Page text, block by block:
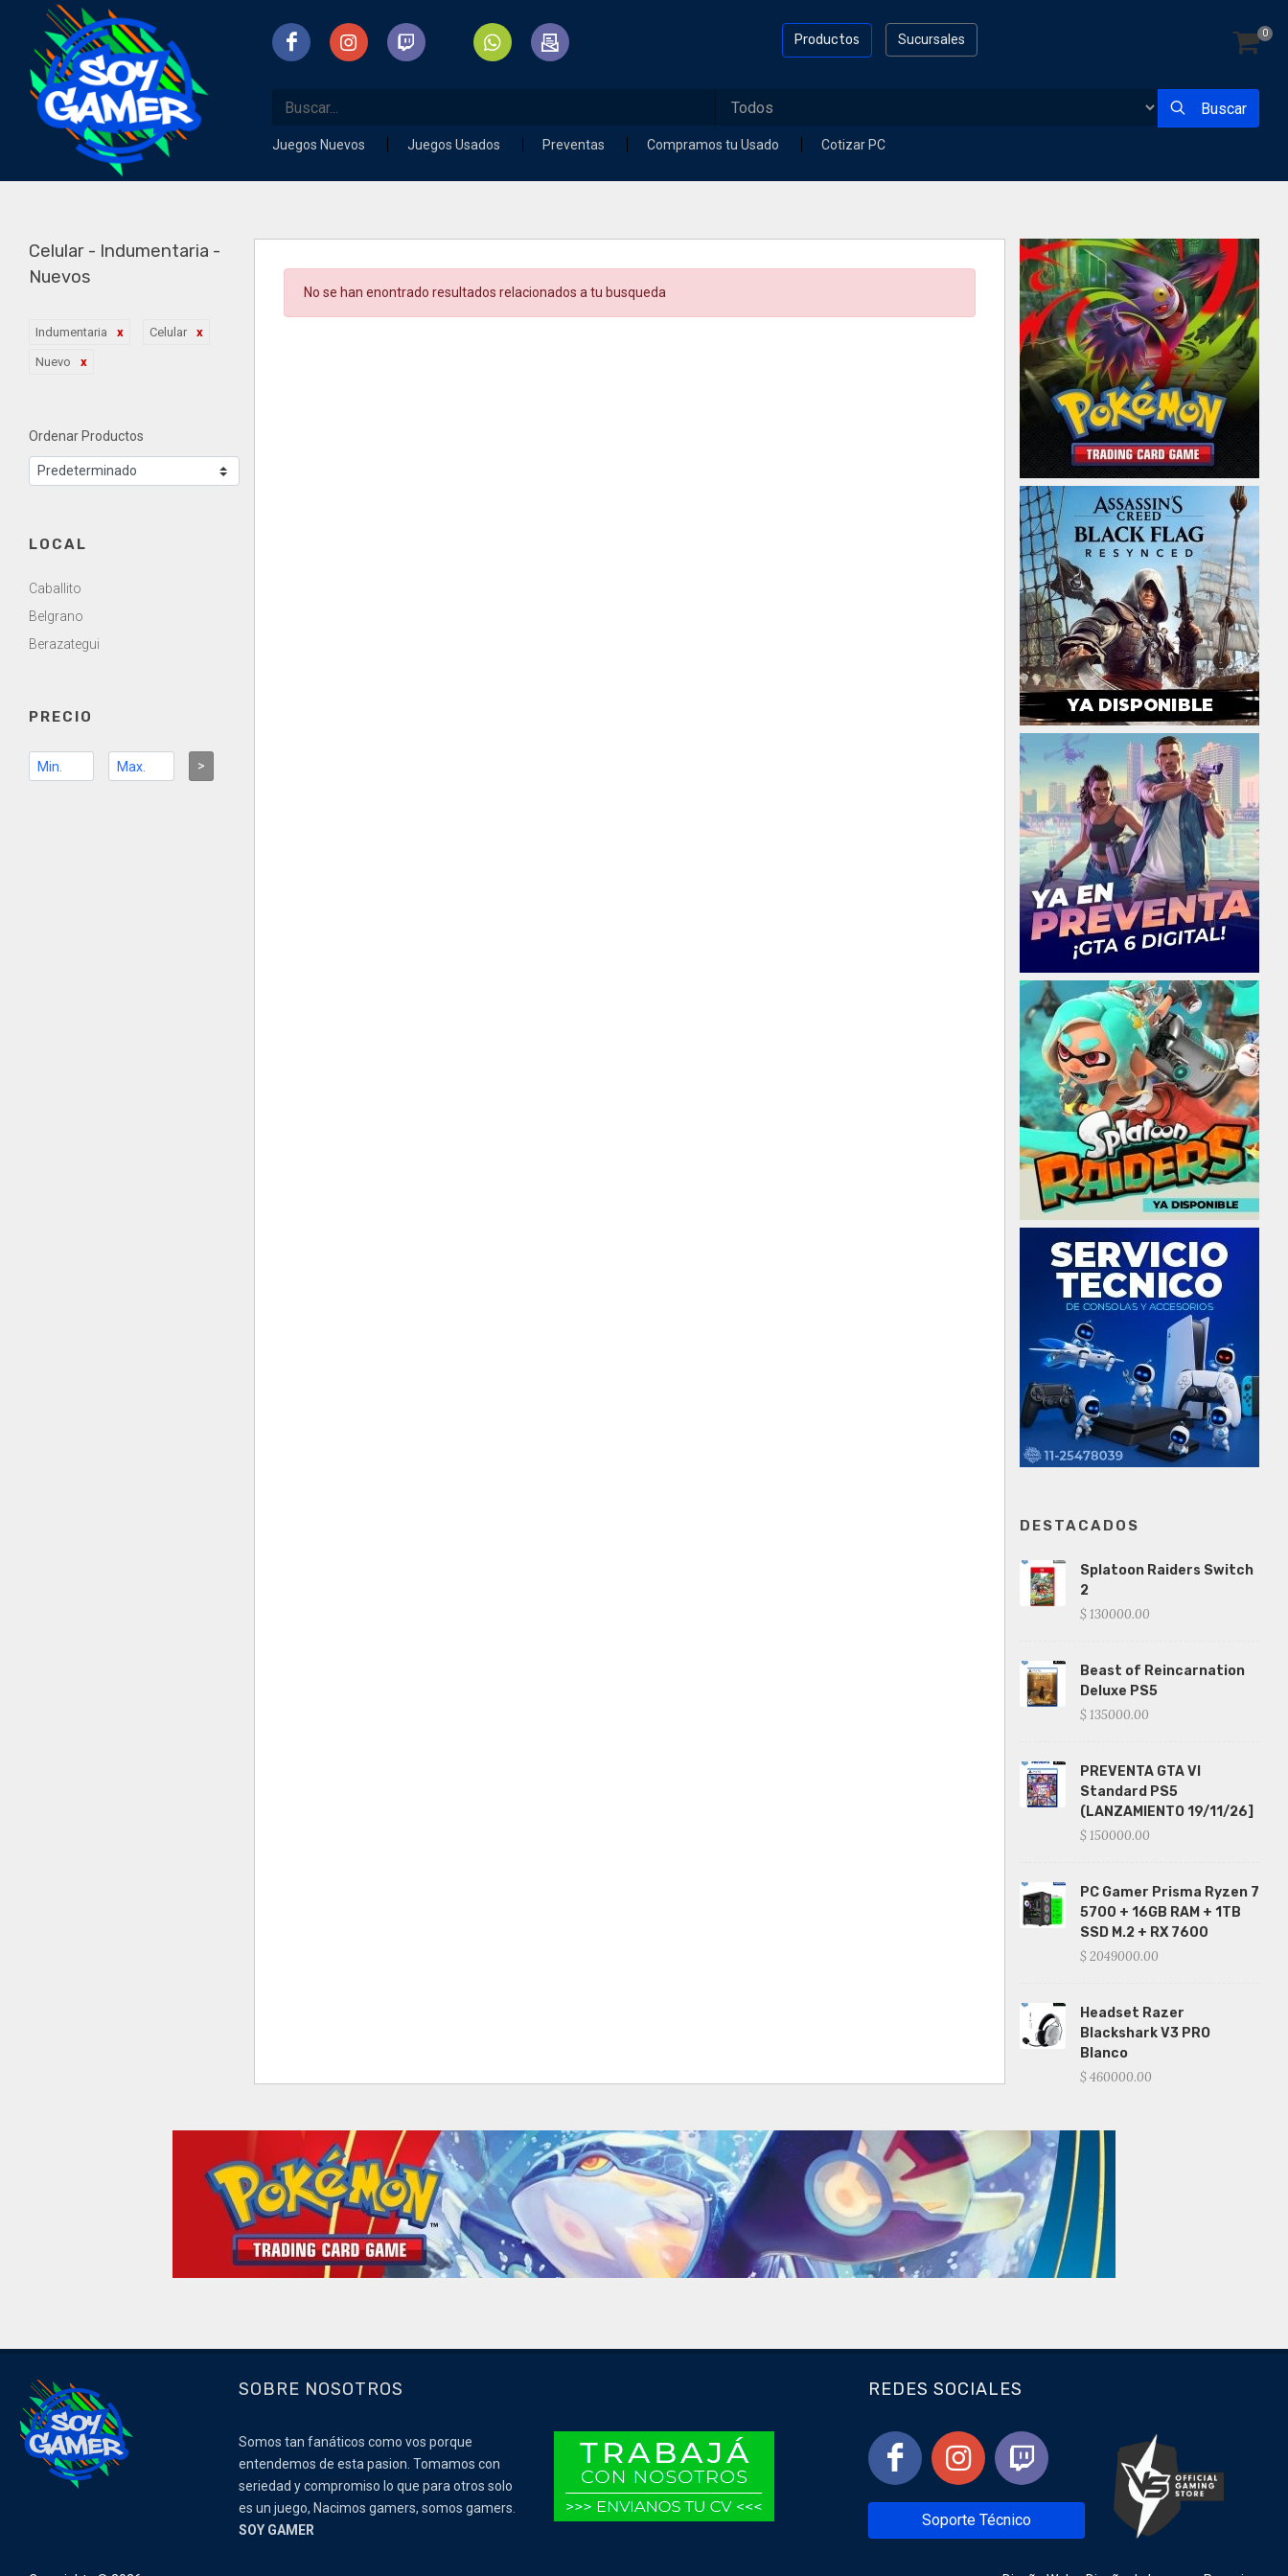
Sucursales
Productos 0
Buscar
Juegos Nuevos Juegos Usados Preventas Compramos tu Usado Cotizar PC
Celular - Indumentaria -
Nuevos
Indumentaria Celular
Nuevo
Ordenar Productos
LOCAL
Caballito
Belgrano
Berazategui
PRECIO
>
No se han enontrado resultados relacionados a tu busqueda
DESTACADOS
Splatoon Raiders Switch
2
$ 130000.00
Beast of Reincarnation
Deluxe PS5
$ 135000.00
PREVENTA GTA VI
Standard PS5
(LANZAMIENTO 19/11/26]
$ 150000.00
PC Gamer Prisma Ryzen 7
5700 + 16GB RAM + 1TB
SSD M.2 + RX 7600
$ 2049000.00
Headset Razer
Blackshark V3 PRO
Blanco
$ 460000.00
SOBRE NOSOTROS
Somos tan fanáticos como vos porque
entendemos de esta pasion. Tomamos con
seriedad y compromiso lo que para otros solo
es un juego, Nacimos gamers, somos gamers.
SOY GAMER
REDES SOCIALES
Soporte Técnico